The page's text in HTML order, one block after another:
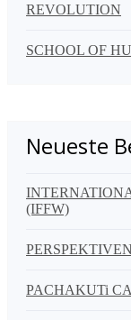
REVOLUTION
SCHOOL OF
Neueste
(IFFW)
PACHAKUTi